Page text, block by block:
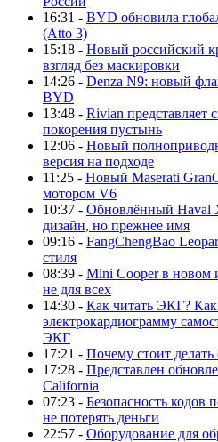
16:31 - BYD обновила
(Atto 3)
15:18 - Новый российский
взгляд без маскировки
14:26 - Denza N9: новый
BYD
13:48 - Rivian представляет
покорения пустынь
12:06 - Новый
версия на подходе
11:25 - Новый Maserati
мотором V6
10:37 - Обновлённый Haval
дизайн, но прежнее имя
09:16 - FangChengBao
стиля
08:39 - Mini Cooper в новом
не для всех
14:30 - Как читать ЭКГ?
электрокардиограмму
ЭКГ
17:21 - Почему стоит делать
17:28 - Представлен
California
07:23 - Безопасность кодов
не потерять деньги
22:57 - Оборудование для